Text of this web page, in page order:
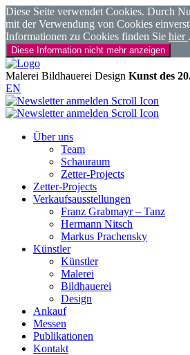
Diese Seite verwendet Cookies. Durch
mit der Verwendung von Cookies
Informationen zu Cookies finden Sie hier .
Diese Information nicht mehr anzeigen
Malerei Bildhauerei Design Kunst des
EN
Über uns
Team
Schauraum
Zetter-Projects
Zetter-Projects
Verkaufsausstellungen
Franz Grabmayr – Tanz
Hermann Nitsch
Markus Prachensky
Künstler
Künstler
Malerei
Bildhauerei
Design
Ankauf
Messen
Publikationen
Kontakt